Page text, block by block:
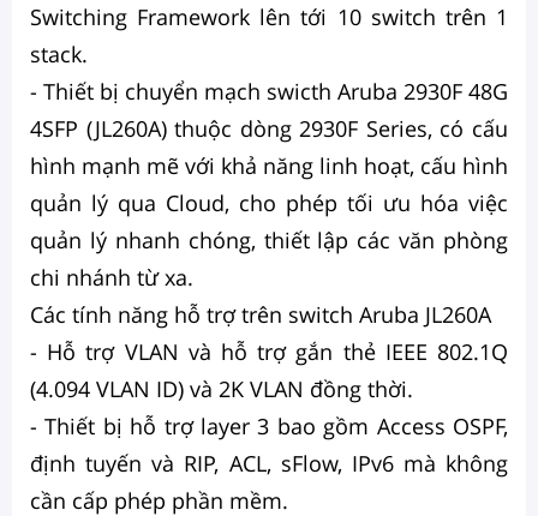
Switching Framework lên tới 10 switch trên 1
stack.
- Thiết bị chuyển mạch swicth Aruba 2930F 48G
4SFP (JL260A) thuộc dòng 2930F Series, có cấu
hình mạnh mẽ với khả năng linh hoạt, cấu hình
quản lý qua Cloud, cho phép tối ưu hóa việc
quản lý nhanh chóng, thiết lập các văn phòng
chi nhánh từ xa.
Các tính năng hỗ trợ trên switch Aruba ​JL260A
- Hỗ trợ VLAN và hỗ trợ gắn thẻ IEEE 802.1Q
(4.094 VLAN ID) và 2K VLAN đồng thời.
- Thiết bị hỗ trợ layer 3 bao gồm Access OSPF,
định tuyến và RIP, ACL, sFlow, IPv6 mà không
cần cấp phép phần mềm.